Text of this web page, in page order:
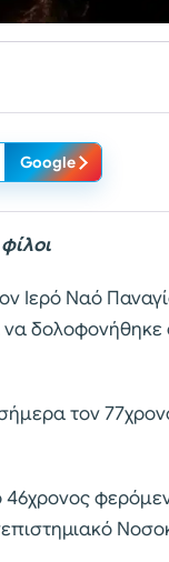
Google
Ιερό Ναό
δολοφονήθηκε
τον
46χρονος